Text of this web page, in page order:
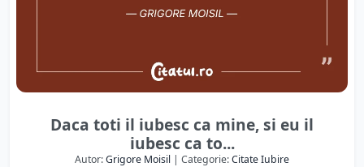
Daca toti il iubesc ca mine, si eu il
iubesc ca to...
Autor:Grigore Moisil | Categorie:Citate Iubire